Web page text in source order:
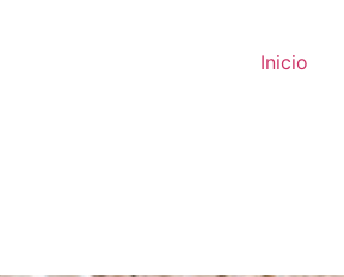
Inicio